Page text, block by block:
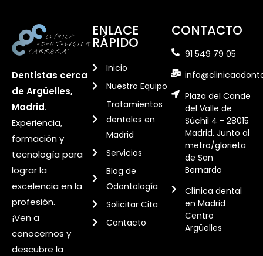
Dentistas cerca
de Argüelles,
Madrid.
Experiencia,
formación y
tecnología para
lograr la
excelencia en la
profesión.
¡Ven a
conocernos y
descubre la
ENLACE
RÁPIDO
Inicio
Nuestro Equipo
Tratamientos
dentales en
Madrid
Servicios
Blog de
Odontología
Solicitar Cita
Contacto
CONTACTO
91 549 79 05
Plaza del Conde
del Valle de
Súchil 4 - 28015
Madrid. Junto al
metro/glorieta
de San
Bernardo
Clínica dental
en Madrid
Centro
Argüelles